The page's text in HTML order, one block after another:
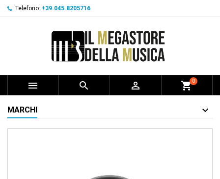
Telefono: +39.045.8205716
   shopping_cart0
MARCHI